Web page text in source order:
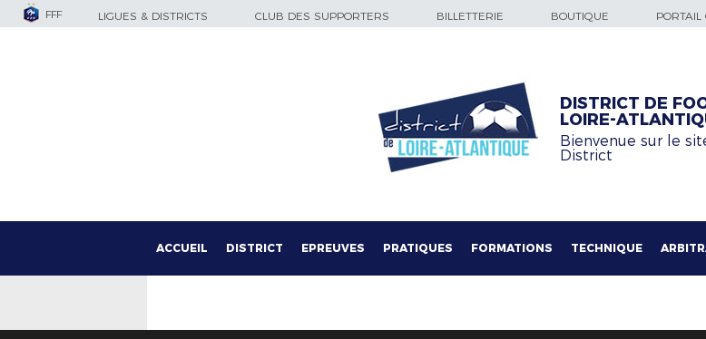
FFF LIGUES & DISTRICTS CLUB DES SUPPORTERS BILLETTERIE BOUTIQUE PORTAIL
DISTRICT DE
LOIRE-
Bienvenue sur le
District
ACCUEIL DISTRICT EPREUVES PRATIQUES FORMATIONS TECHNIQUE